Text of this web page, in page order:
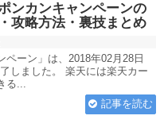
ンカンキャンペーンの
攻略方法・裏技まとめ
ペーン」は、2018年02月28日
しました。 楽天には楽天カー
る...
記事を読む